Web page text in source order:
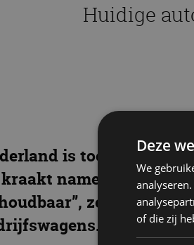
Huidige
is toe aan een
namelijk aan alle
zegt Huub
Deze
We
of die zij